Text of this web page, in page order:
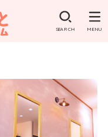
SEARCH MENU